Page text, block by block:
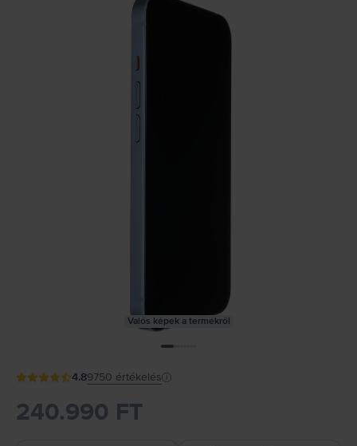
Valós képek a termékről
4.89750 értékelés
240.990 FT